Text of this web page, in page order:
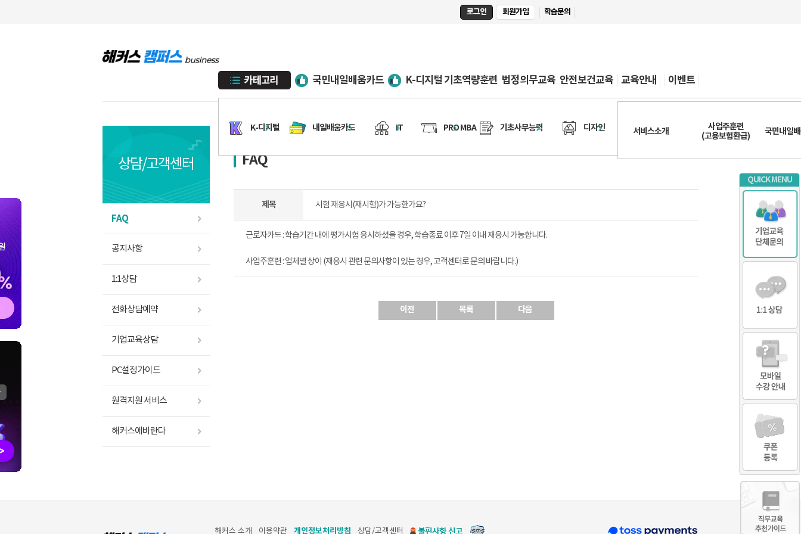
K-디지털 내일배움카드 IT PRO MBA 기초사무능력 디자인 외국어
비즈니스/
온보딩
직무
국민내일배움카드 K-디지털 기초역량훈련 법정의무교육 안전보건교육 교육안내
서비스소개
사업주훈련
(고용보험환급)
국민내일
이벤트
로그인 회원가입 학습문의
상담/고객센터
FAQ
공지사항
1:1상담
전화상담예약
기업교육상담
PC설정가이드
원격지원 서비스
해커스에바란다
FAQ
제목 시험 재응시(재시험)가 가능한가요?
근로자카드 : 학습기간 내에 평가시험 응시하셨을 경우, 학습종료 이후 7일 이내 재응시 가능합니다.
사업주훈련 : 업체별 상이 (재응시 관련 문의사항이 있는 경우, 고객센터로 문의 바랍니다.)
이전 목록 다음
해커스 소개 이용약관 개인정보처리방침 상담/고객센터
QUICK MENU